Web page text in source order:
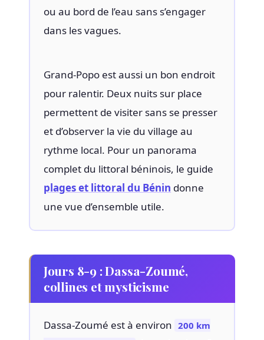
ou au bord de l’eau sans s’engager
dans les vagues.
Grand-Popo est aussi un bon endroit
pour ralentir. Deux nuits sur place
permettent de visiter sans se presser
et d’observer la vie du village au
rythme local. Pour un panorama
complet du littoral béninois, le guide
plages et littoral du Bénin donne
une vue d’ensemble utile.
Jours 8-9 : Dassa-Zoumé,
collines et mysticisme
Dassa-Zoumé est à environ 200 km